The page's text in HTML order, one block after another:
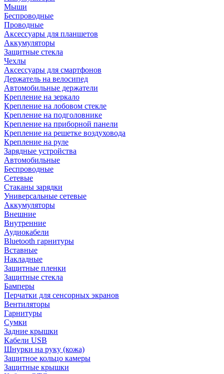
Мыши
Беспроводные
Проводные
Аксессуары для планшетов
Аккумуляторы
Защитные стекла
Чехлы
Аксессуары для смартфонов
Держатель на велосипед
Автомобильные держатели
Крепление на зеркало
Крепление на лобовом стекле
Крепление на подголовнике
Крепление на приборной панели
Крепление на решетке воздуховода
Крепление на руле
Зарядные устройства
Автомобильные
Беспроводные
Сетевые
Стаканы зарядки
Универсальные сетевые
Аккумуляторы
Внешние
Внутренние
Аудиокабели
Bluetooth гарнитуры
Вставные
Накладные
Защитные пленки
Защитные стекла
Бамперы
Перчатки для сенсорных экранов
Вентиляторы
Гарнитуры
Сумки
Задние крышки
Кабели USB
Шнурки на руку (кожа)
Защитное кольцо камеры
Защитные крышки